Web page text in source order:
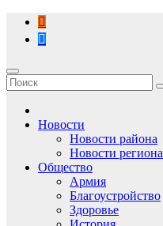
Перейти
содержимому
Новости
Новости района
Новости региона
Общество
Армия
Благоустройство
Здоровье